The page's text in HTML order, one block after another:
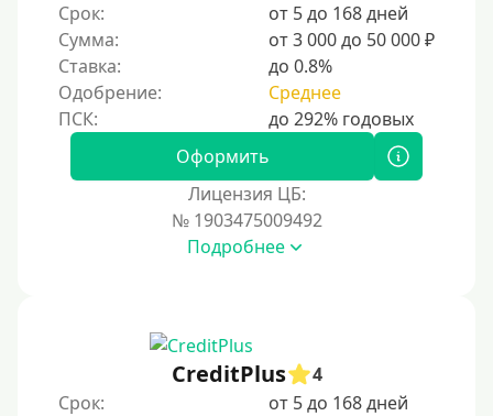
Срок:
от 5 до 168 дней
Сумма:
от 3 000 до 50 000 ₽
Ставка:
до 0.8%
Одобрение:
Среднее
Оформить
Лицензия ЦБ:
№ 1903475009492
Подробнее
CreditPlus
4
Срок:
от 5 до 168 дней